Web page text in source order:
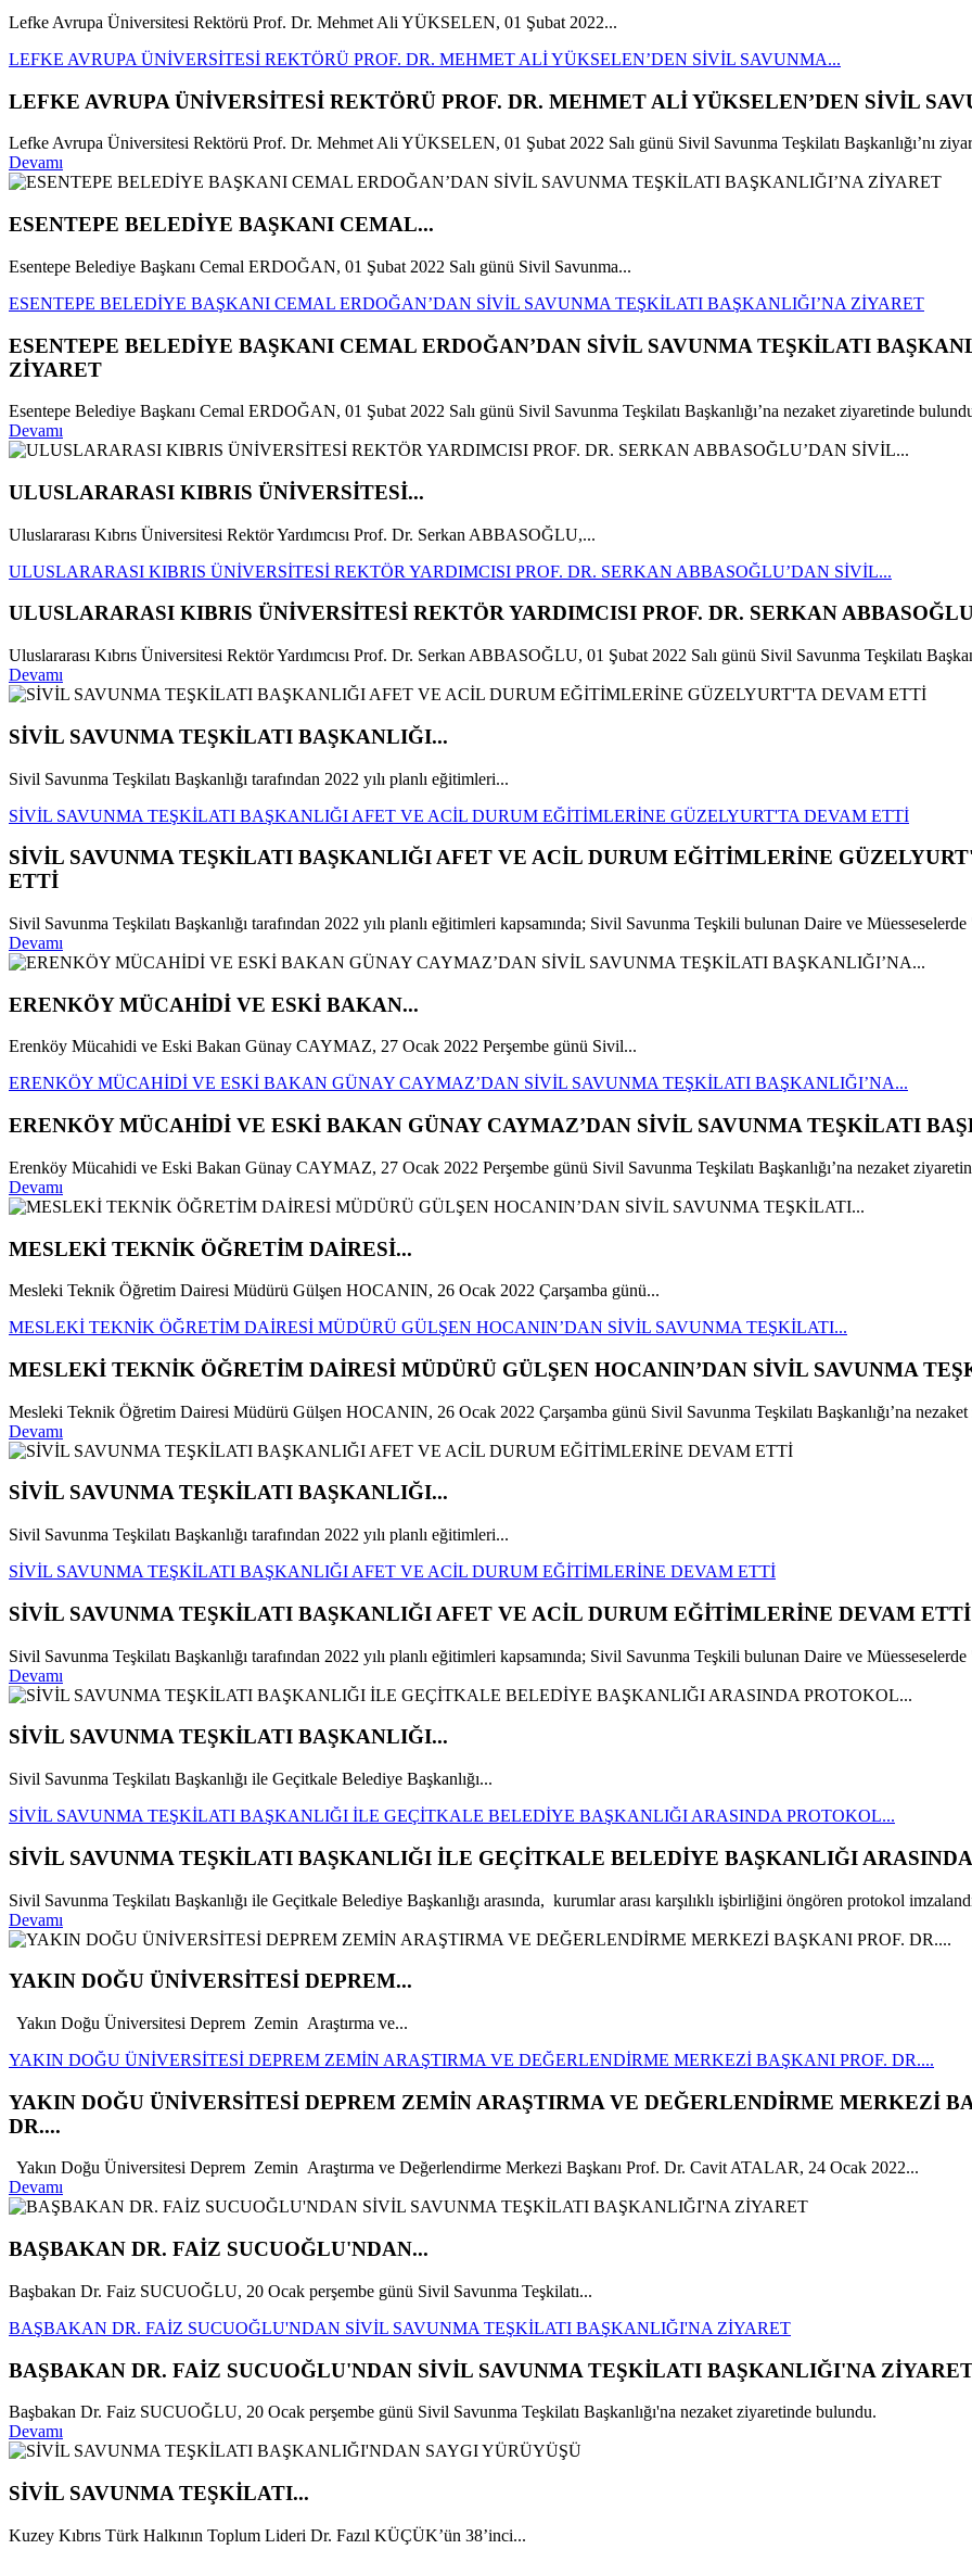
Lefke Avrupa Üniversitesi Rektörü Prof. Dr. Mehmet Ali YÜKSELEN, 01 Şubat 2022...
LEFKE AVRUPA ÜNİVERSİTESİ REKTÖRÜ PROF. DR. MEHMET ALİ YÜKSELEN’DEN SİVİL SAVUNMA...
LEFKE AVRUPA ÜNİVERSİTESİ REKTÖRÜ PROF. DR. MEHMET ALİ YÜKSELEN’DEN SİVİL
Lefke Avrupa Üniversitesi Rektörü Prof. Dr. Mehmet Ali YÜKSELEN, 01 Şubat 2022 Salı günü Sivil Savunma Teşkilatı Başkanlığı’nı
Devamı
ESENTEPE BELEDİYE BAŞKANI CEMAL...
Esentepe Belediye Başkanı Cemal ERDOĞAN, 01 Şubat 2022 Salı günü Sivil Savunma...
ESENTEPE BELEDİYE BAŞKANI CEMAL ERDOĞAN’DAN SİVİL SAVUNMA TEŞKİLATI BAŞKANLIĞI’NA ZİYARET
ESENTEPE BELEDİYE BAŞKANI CEMAL ERDOĞAN’DAN SİVİL SAVUNMA TEŞKİLATI
ZİYARET
Esentepe Belediye Başkanı Cemal ERDOĞAN, 01 Şubat 2022 Salı günü Sivil Savunma Teşkilatı Başkanlığı’na nezaket ziyaretinde
Devamı
ULUSLARARASI KIBRIS ÜNİVERSİTESİ...
Uluslararası Kıbrıs Üniversitesi Rektör Yardımcısı Prof. Dr. Serkan ABBASOĞLU,...
ULUSLARARASI KIBRIS ÜNİVERSİTESİ REKTÖR YARDIMCISI PROF. DR. SERKAN ABBASOĞLU’DAN SİVİL...
ULUSLARARASI KIBRIS ÜNİVERSİTESİ REKTÖR YARDIMCISI PROF. DR. SERKAN
Uluslararası Kıbrıs Üniversitesi Rektör Yardımcısı Prof. Dr. Serkan ABBASOĞLU, 01 Şubat 2022 Salı günü Sivil Savunma Teşkilatı
Devamı
SİVİL SAVUNMA TEŞKİLATI BAŞKANLIĞI...
Sivil Savunma Teşkilatı Başkanlığı tarafından 2022 yılı planlı eğitimleri...
SİVİL SAVUNMA TEŞKİLATI BAŞKANLIĞI AFET VE ACİL DURUM EĞİTİMLERİNE GÜZELYURT'TA DEVAM ETTİ
SİVİL SAVUNMA TEŞKİLATI BAŞKANLIĞI AFET VE ACİL DURUM EĞİTİMLERİNE
ETTİ
Sivil Savunma Teşkilatı Başkanlığı tarafından 2022 yılı planlı eğitimleri kapsamında; Sivil Savunma Teşkili bulunan Daire ve
Devamı
ERENKÖY MÜCAHİDİ VE ESKİ BAKAN...
Erenköy Mücahidi ve Eski Bakan Günay CAYMAZ, 27 Ocak 2022 Perşembe günü Sivil...
ERENKÖY MÜCAHİDİ VE ESKİ BAKAN GÜNAY CAYMAZ’DAN SİVİL SAVUNMA TEŞKİLATI BAŞKANLIĞI’NA...
ERENKÖY MÜCAHİDİ VE ESKİ BAKAN GÜNAY CAYMAZ’DAN SİVİL SAVUNMA TEŞKİLATI
Erenköy Mücahidi ve Eski Bakan Günay CAYMAZ, 27 Ocak 2022 Perşembe günü Sivil Savunma Teşkilatı Başkanlığı’na nezaket
Devamı
MESLEKİ TEKNİK ÖĞRETİM DAİRESİ...
Mesleki Teknik Öğretim Dairesi Müdürü Gülşen HOCANIN, 26 Ocak 2022 Çarşamba günü...
MESLEKİ TEKNİK ÖĞRETİM DAİRESİ MÜDÜRÜ GÜLŞEN HOCANIN’DAN SİVİL SAVUNMA TEŞKİLATI...
MESLEKİ TEKNİK ÖĞRETİM DAİRESİ MÜDÜRÜ GÜLŞEN HOCANIN’DAN SİVİL SAVUNMA
Mesleki Teknik Öğretim Dairesi Müdürü Gülşen HOCANIN, 26 Ocak 2022 Çarşamba günü Sivil Savunma Teşkilatı Başkanlığı’na nezaket
Devamı
SİVİL SAVUNMA TEŞKİLATI BAŞKANLIĞI...
Sivil Savunma Teşkilatı Başkanlığı tarafından 2022 yılı planlı eğitimleri...
SİVİL SAVUNMA TEŞKİLATI BAŞKANLIĞI AFET VE ACİL DURUM EĞİTİMLERİNE DEVAM ETTİ
SİVİL SAVUNMA TEŞKİLATI BAŞKANLIĞI AFET VE ACİL DURUM EĞİTİMLERİNE DEVAM ETTİ
Sivil Savunma Teşkilatı Başkanlığı tarafından 2022 yılı planlı eğitimleri kapsamında; Sivil Savunma Teşkili bulunan Daire ve
Devamı
SİVİL SAVUNMA TEŞKİLATI BAŞKANLIĞI...
Sivil Savunma Teşkilatı Başkanlığı ile Geçitkale Belediye Başkanlığı...
SİVİL SAVUNMA TEŞKİLATI BAŞKANLIĞI İLE GEÇİTKALE BELEDİYE BAŞKANLIĞI ARASINDA PROTOKOL...
SİVİL SAVUNMA TEŞKİLATI BAŞKANLIĞI İLE GEÇİTKALE BELEDİYE BAŞKANLIĞI
Sivil Savunma Teşkilatı Başkanlığı ile Geçitkale Belediye Başkanlığı arasında, kurumlar arası karşılıklı işbirliğini öngören protokol
Devamı
YAKIN DOĞU ÜNİVERSİTESİ DEPREM...
Yakın Doğu Üniversitesi Deprem Zemin Araştırma ve...
YAKIN DOĞU ÜNİVERSİTESİ DEPREM ZEMİN ARAŞTIRMA VE DEĞERLENDİRME MERKEZİ BAŞKANI PROF. DR....
YAKIN DOĞU ÜNİVERSİTESİ DEPREM ZEMİN ARAŞTIRMA VE DEĞERLENDİRME MERKEZİ
DR....
Yakın Doğu Üniversitesi Deprem Zemin Araştırma ve Değerlendirme Merkezi Başkanı Prof. Dr. Cavit ATALAR, 24 Ocak 2022...
Devamı
BAŞBAKAN DR. FAİZ SUCUOĞLU'NDAN...
Başbakan Dr. Faiz SUCUOĞLU, 20 Ocak perşembe günü Sivil Savunma Teşkilatı...
BAŞBAKAN DR. FAİZ SUCUOĞLU'NDAN SİVİL SAVUNMA TEŞKİLATI BAŞKANLIĞI'NA ZİYARET
BAŞBAKAN DR. FAİZ SUCUOĞLU'NDAN SİVİL SAVUNMA TEŞKİLATI BAŞKANLIĞI'NA
Başbakan Dr. Faiz SUCUOĞLU, 20 Ocak perşembe günü Sivil Savunma Teşkilatı Başkanlığı'na nezaket ziyaretinde bulundu.
Devamı
SİVİL SAVUNMA TEŞKİLATI...
Kuzey Kıbrıs Türk Halkının Toplum Lideri Dr. Fazıl KÜÇÜK’ün 38’inci...